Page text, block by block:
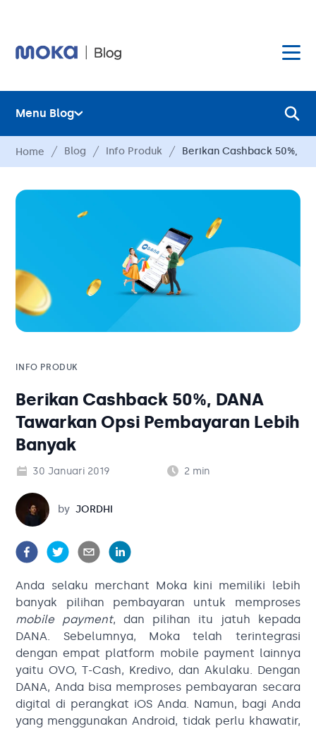
Layanan
Hardware
Harga
Blog
Solusi Bisnis
Tambahan
Menu Blog
Layanan
Hardware
Hubungi Kami
Blog
Solusi Bisnis
Tambahan
Kategori Blog
Home Blog Info Produk Berikan Cashback 50%,
INFO PRODUK
Berikan Cashback 50%, DANA
Tawarkan Opsi Pembayaran Lebih
Banyak
30 Januari 2019 2 min
Jordhi
by JORDHI
Anda selaku merchant Moka kini memiliki lebih
banyak pilihan pembayaran untuk memproses
mobile payment, dan pilihan itu jatuh kepada
DANA. Sebelumnya, Moka telah terintegrasi
dengan empat platform mobile payment lainnya
yaitu OVO, T-Cash, Kredivo, dan Akulaku. Dengan
DANA, Anda bisa memproses pembayaran secara
digital di perangkat iOS Anda. Namun, bagi Anda
yang menggunakan Android, tidak perlu khawatir,